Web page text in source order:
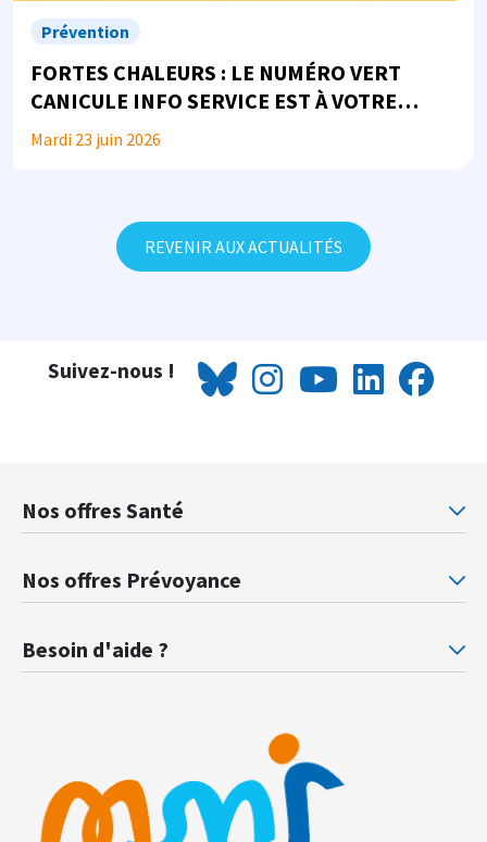
Prévention
FORTES CHALEURS : LE NUMÉRO VERT
CANICULE INFO SERVICE EST À VOTRE
DISPOSITION
Mardi 23 juin 2026
REVENIR AUX ACTUALITÉS
Suivez-nous !
Nos offres Santé
Mutuelle santé Retraités justice
Nos offres Prévoyance
Besoin d'aide ?